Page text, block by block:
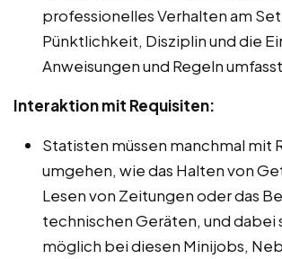
professionelles Verhalten am
Pünktlichkeit, Disziplin und die
Anweisungen und Regeln
Interaktion mit Requisiten:
Statisten müssen manchmal mit
umgehen, wie das Halten von
Lesen von Zeitungen oder das
technischen Geräten, und dabei
möglich bei diesen Minijobs,